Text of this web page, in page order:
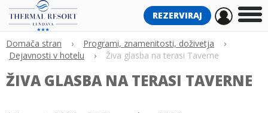
REZERVIRAJ
Domača stran › Programi, znamenitosti, doživetja
›
Dejavnosti v hotelu
› Živa glasba na terasi Taverne
ŽIVA GLASBA NA TERASI TAVERNE